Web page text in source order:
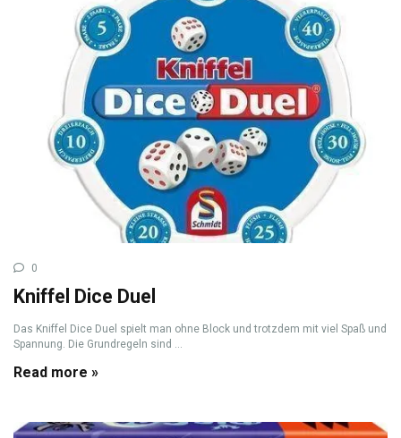
0
Kniffel Dice Duel
Das Kniffel Dice Duel spielt man ohne Block und trotzdem mit viel Spaß und
Spannung. Die Grundregeln sind ...
Read more »